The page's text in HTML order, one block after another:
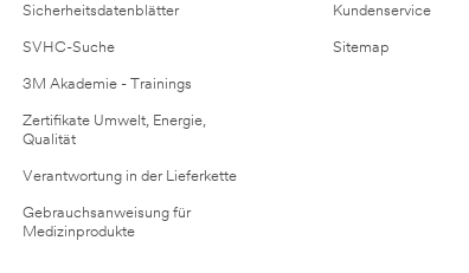
Sicherheitsdatenblätter
SVHC-Suche
3M Akademie - Trainings
Zertifikate Umwelt, Energie,
Qualität
Verantwortung in der Lieferkette
Gebrauchsanweisung für
Medizinprodukte
Kundenservice
Sitemap